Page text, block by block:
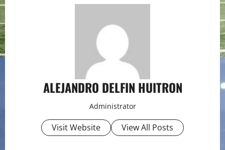
ALEJANDRO DELFIN HUITRON
Administrator
Visit Website View All Posts